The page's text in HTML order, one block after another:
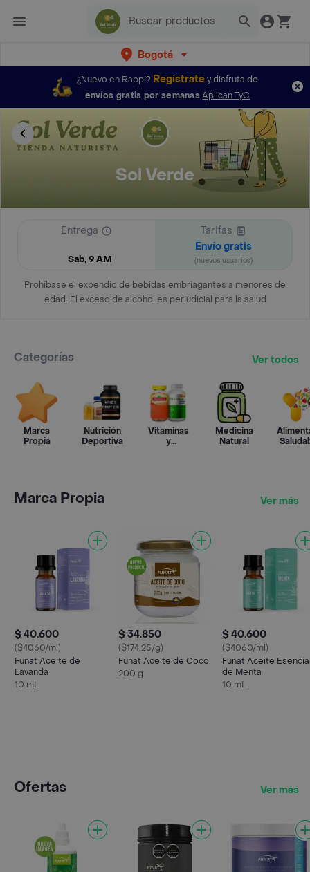
Bogotá
¿Nuevo en Rappi? Regístratey disfruta de
envíos gratis por semanas Aplican TyC
Sol Verde
Entrega
Sab, 9 AM
Tarifas
Envío gratis
(nuevos usuarios)
Prohíbase el expendio de bebidas embriagantes a menores de
edad. El exceso de alcohol es perjudicial para la salud
Categorías Ver todos
Marca
Propia
Nutrición
Deportiva
Vitaminas
y
Medicina
Natural
Marca Propia Ver más
$ 40.600
($4060/ml)
Funat Aceite de
Lavanda
10 mL
$ 34.850
($174.25/g)
Funat Aceite de Coco
200 g
$ 40.600
($4060/ml)
Funat Aceite
de Menta
10 mL
Ofertas Ver más